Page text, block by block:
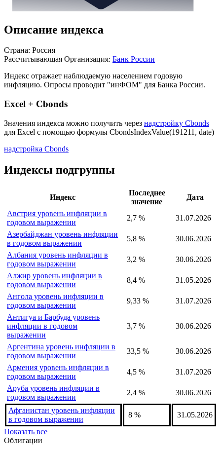
Описание индекса
Страна: Россия
Рассчитывающая Организация: Банк России
Индекс отражает наблюдаемую населением годовую
инфляцию. Опросы проводит "инФОМ" для Банка России.
Excel + Cbonds
Значения индекса можно получить через надстройку Cbonds
для Excel с помощью формулы CbondsIndexValue(191211, date)
надстройка Cbonds
Индексы подгруппы
Индекс
Последнее
значение
Дата
Австрия уровень инфляции в
годовом выражении
2,7 %
31.07.2026
Азербайджан уровень инфляции
в годовом выражении
5,8 %
30.06.2026
Албания уровень инфляции в
годовом выражении
3,2 %
30.06.2026
Алжир уровень инфляции в
годовом выражении
8,4 %
31.05.2026
Ангола уровень инфляции в
годовом выражении
9,33 %
31.07.2026
Антигуа и Барбуда уровень
инфляции в годовом
выражении
3,7 % 30.06.2026
Аргентина уровень инфляции в
годовом выражении
33,5 %
30.06.2026
Армения уровень инфляции в
годовом выражении
4,5 %
31.07.2026
Аруба уровень инфляции в
годовом выражении
2,4 % 30.06.2026
Афганистан уровень инфляции
в годовом выражении
8 %
31.05.2026
Показать все
Облигации